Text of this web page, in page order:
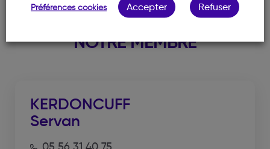
NOTRE MEMBRE
KERDONCUFF
Servan
Préférences cookies Accepter Refuser